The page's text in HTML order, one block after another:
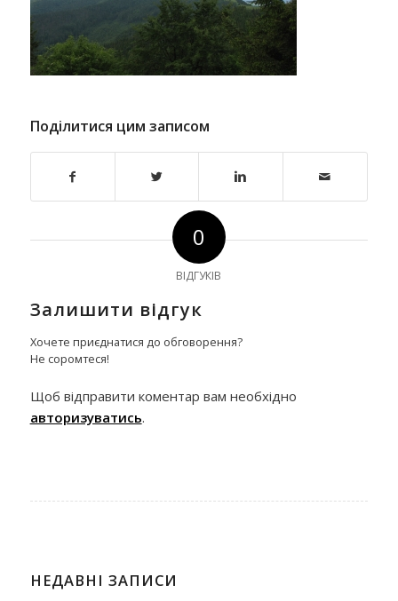
Поділитися цим записом
0
ВІДГУКІВ
Залишити відгук
Хочете приєднатися до обговорення?
Не соромтеся!
Щоб відправити коментар вам необхідно
авторизуватись.
НЕДАВНІ ЗАПИСИ